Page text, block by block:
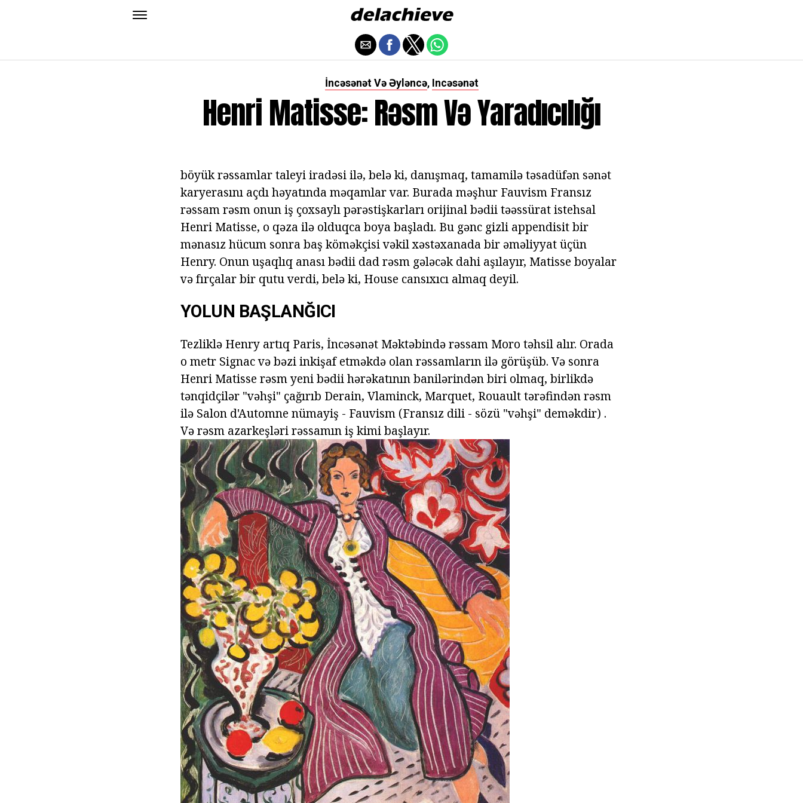
İncəsənət Və Əyləncə, Incəsənət
Henri Matisse: Rəsm Və Yaradıcılığı
böyük rəssamlar taleyi iradəsi ilə, belə ki, danışmaq, tamamilə təsadüfən sənət
karyerasını açdı həyatında məqamlar var. Burada məşhur Fauvism Fransız
rəssam rəsm onun iş çoxsaylı pərəstişkarları orijinal bədii təəssürat istehsal
Henri Matisse, o qəza ilə olduqca boya başladı. Bu gənc gizli appendisit bir
mənasız hücum sonra baş köməkçisi vəkil xəstəxanada bir əməliyyat üçün
Henry. Onun uşaqlıq anası bədii dad rəsm gələcək dahi aşılayır, Matisse boyalar
və fırçalar bir qutu verdi, belə ki, House cansıxıcı almaq deyil.
YOLUN BAŞLANĞICI
Tezliklə Henry artıq Paris, İncəsənət Məktəbində rəssam Moro təhsil alır. Orada
o metr Signac və bəzi inkişaf etməkdə olan rəssamların ilə görüşüb. Və sonra
Henri Matisse rəsm yeni bədii hərəkatının banilərindən biri olmaq, birlikdə
tənqidçilər "vəhşi" çağırıb Derain, Vlaminck, Marquet, Rouault tərəfindən rəsm
ilə Salon d'Automne nümayiş - Fauvism (Fransız dili - sözü "vəhşi" deməkdir) .
Və rəsm azarkeşləri rəssamın iş kimi başlayır.